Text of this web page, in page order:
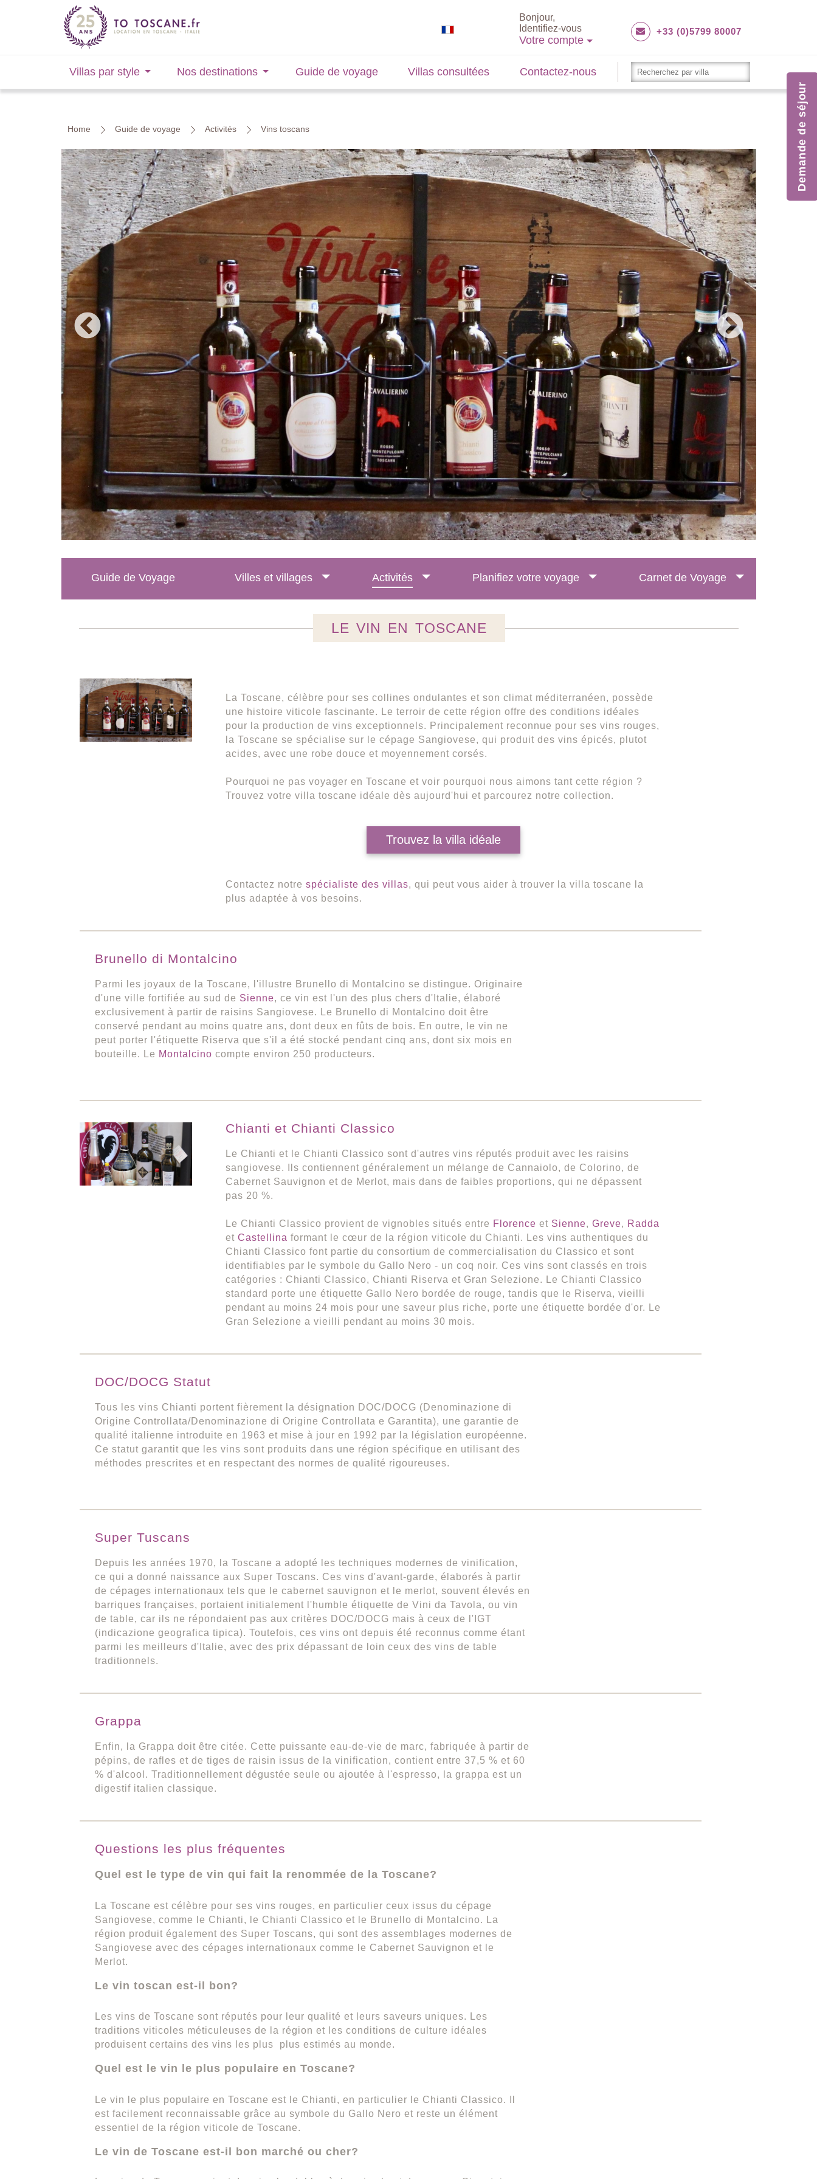
Bonjour,
Identifiez-vous
Votre compte
+33 (0)5799 80007
Villas par style Nos destinations Guide de voyage Villas consultées Contactez-nous
Home Guide de voyage Activités Vins toscans
Guide de Voyage Villes et villages Activités Planifiez votre voyage Carnet de Voyage
LE VIN EN TOSCANE
La Toscane, célèbre pour ses collines ondulantes et son climat méditerranéen, possède
une histoire viticole fascinante. Le terroir de cette région offre des conditions idéales
pour la production de vins exceptionnels. Principalement reconnue pour ses vins rouges,
la Toscane se spécialise sur le cépage Sangiovese, qui produit des vins épicés, plutot
acides, avec une robe douce et moyennement corsés.
Pourquoi ne pas voyager en Toscane et voir pourquoi nous aimons tant cette région ?
Trouvez votre villa toscane idéale dès aujourd'hui et parcourez notre collection.
Trouvez la villa idéale
Contactez notre spécialiste des villas, qui peut vous aider à trouver la villa toscane la
plus adaptée à vos besoins.
Brunello di Montalcino
Parmi les joyaux de la Toscane, l'illustre Brunello di Montalcino se distingue. Originaire
d'une ville fortifiée au sud de Sienne, ce vin est l'un des plus chers d'Italie, élaboré
exclusivement à partir de raisins Sangiovese. Le Brunello di Montalcino doit être
conservé pendant au moins quatre ans, dont deux en fûts de bois. En outre, le vin ne
peut porter l'étiquette Riserva que s'il a été stocké pendant cinq ans, dont six mois en
bouteille. Le Montalcino compte environ 250 producteurs.
Chianti et Chianti Classico
Le Chianti et le Chianti Classico sont d'autres vins réputés produit avec les raisins
sangiovese. Ils contiennent généralement un mélange de Cannaiolo, de Colorino, de
Cabernet Sauvignon et de Merlot, mais dans de faibles proportions, qui ne dépassent
pas 20 %.
Le Chianti Classico provient de vignobles situés entre Florence et Sienne, Greve, Radda
et Castellina formant le cœur de la région viticole du Chianti. Les vins authentiques du
Chianti Classico font partie du consortium de commercialisation du Classico et sont
identifiables par le symbole du Gallo Nero - un coq noir. Ces vins sont classés en trois
catégories : Chianti Classico, Chianti Riserva et Gran Selezione. Le Chianti Classico
standard porte une étiquette Gallo Nero bordée de rouge, tandis que le Riserva, vieilli
pendant au moins 24 mois pour une saveur plus riche, porte une étiquette bordée d'or. Le
Gran Selezione a vieilli pendant au moins 30 mois.
DOC/DOCG Statut
Tous les vins Chianti portent fièrement la désignation DOC/DOCG (Denominazione di
Origine Controllata/Denominazione di Origine Controllata e Garantita), une garantie de
qualité italienne introduite en 1963 et mise à jour en 1992 par la législation européenne.
Ce statut garantit que les vins sont produits dans une région spécifique en utilisant des
méthodes prescrites et en respectant des normes de qualité rigoureuses.
Super Tuscans
Depuis les années 1970, la Toscane a adopté les techniques modernes de vinification,
ce qui a donné naissance aux Super Toscans. Ces vins d'avant-garde, élaborés à partir
de cépages internationaux tels que le cabernet sauvignon et le merlot, souvent élevés en
barriques françaises, portaient initialement l'humble étiquette de Vini da Tavola, ou vin
de table, car ils ne répondaient pas aux critères DOC/DOCG mais à ceux de l'IGT
(indicazione geografica tipica). Toutefois, ces vins ont depuis été reconnus comme étant
parmi les meilleurs d'Italie, avec des prix dépassant de loin ceux des vins de table
traditionnels.
Grappa
Enfin, la Grappa doit être citée. Cette puissante eau-de-vie de marc, fabriquée à partir de
pépins, de rafles et de tiges de raisin issus de la vinification, contient entre 37,5 % et 60
% d'alcool. Traditionnellement dégustée seule ou ajoutée à l'espresso, la grappa est un
digestif italien classique.
Questions les plus fréquentes
Quel est le type de vin qui fait la renommée de la Toscane?
La Toscane est célèbre pour ses vins rouges, en particulier ceux issus du cépage
Sangiovese, comme le Chianti, le Chianti Classico et le Brunello di Montalcino. La
région produit également des Super Toscans, qui sont des assemblages modernes de
Sangiovese avec des cépages internationaux comme le Cabernet Sauvignon et le
Merlot.
Le vin toscan est-il bon?
Les vins de Toscane sont réputés pour leur qualité et leurs saveurs uniques. Les
traditions viticoles méticuleuses de la région et les conditions de culture idéales
produisent certains des vins les plus plus estimés au monde.
Quel est le vin le plus populaire en Toscane?
Le vin le plus populaire en Toscane est le Chianti, en particulier le Chianti Classico. Il
est facilement reconnaissable grâce au symbole du Gallo Nero et reste un élément
essentiel de la région viticole de Toscane.
Le vin de Toscane est-il bon marché ou cher?
Demande de séjour